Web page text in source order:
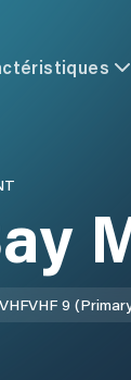
VHFVHF 9